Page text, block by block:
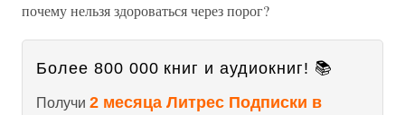
почему нельзя здороваться через порог?
Более 800 000 книг и аудиокниг! 📚
Получи 2 месяца Литрес Подписки в